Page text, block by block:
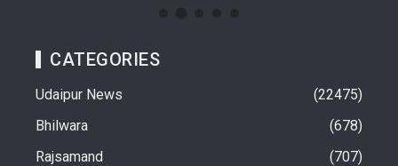
CATEGORIES
Udaipur News
22475
Bhilwara
678
Rajsamand
707